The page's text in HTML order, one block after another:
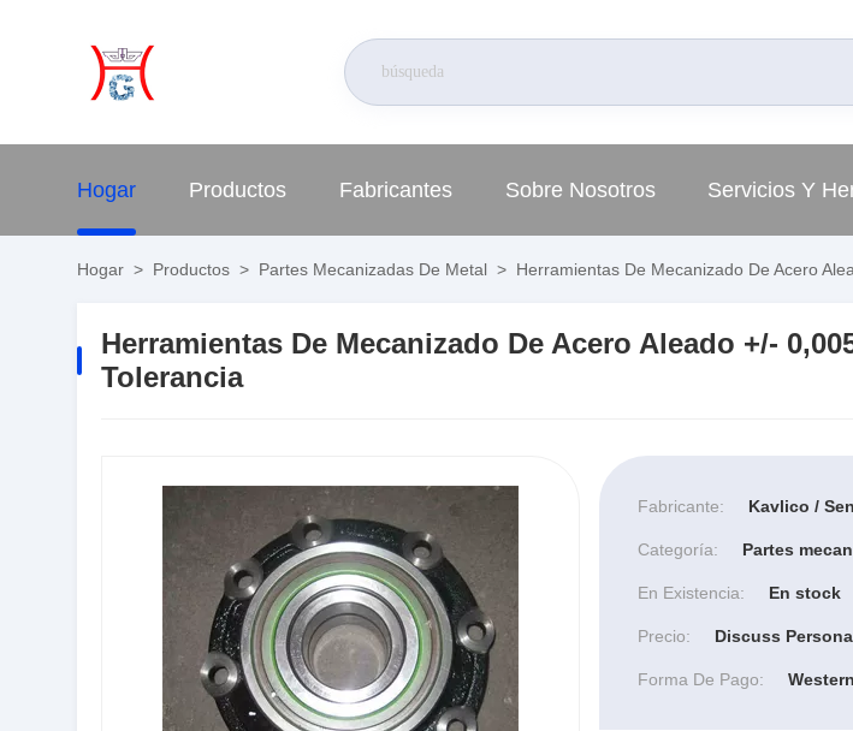
Hogar Productos Fabricantes Sobre Nosotros Servicios Y
Hogar > Productos > Partes Mecanizadas De Metal > Herramientas De Mecanizado De Acero
Herramientas De Mecanizado De Acero Aleado +/-
Tolerancia
Fabricante: Kavlico /
Categoría: Partes
En Existencia: En stock
Precio: Discuss
Forma De Pago: